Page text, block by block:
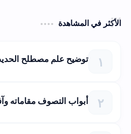
الأكثر في المشاهدة
توضيح علم مصطلح
أبواب التصوف مقاماته